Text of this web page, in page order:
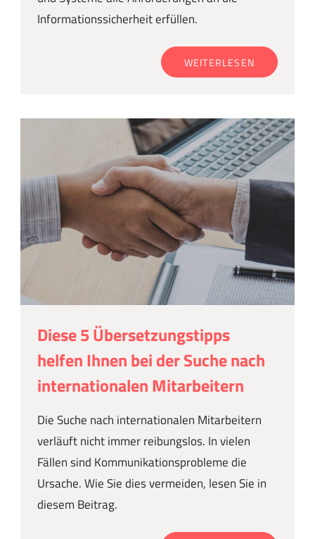
Informationssicherheit erfüllen.
WEITERLESEN
Diese 5 Übersetzungstipps
helfen Ihnen bei der Suche nach
internationalen Mitarbeitern
Die Suche nach internationalen Mitarbeitern
verläuft nicht immer reibungslos. In vielen
Fällen sind Kommunikationsprobleme die
Ursache. Wie Sie dies vermeiden, lesen Sie in
diesem Beitrag.